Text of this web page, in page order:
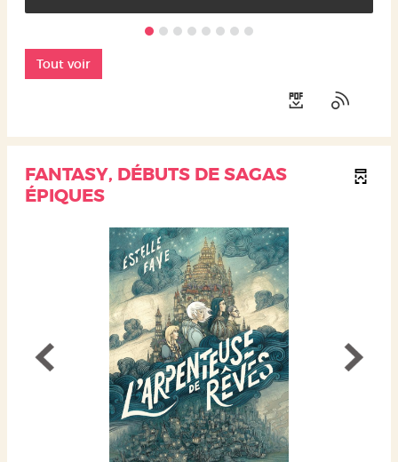
Tout voir
FANTASY, DÉBUTS DE SAGAS
ÉPIQUES